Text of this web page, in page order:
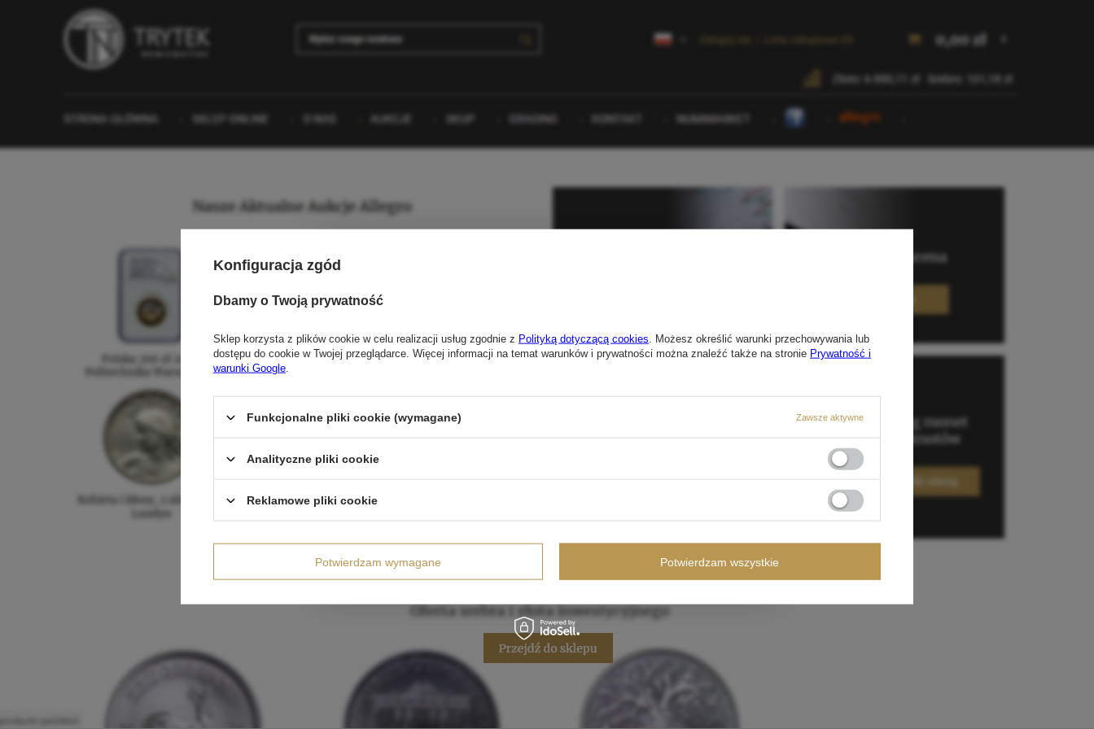
Konfiguracja zgód
Dbamy o Twoją prywatność
Sklep korzysta z plików cookie w celu realizacji usług zgodnie z Polityką dotyczącą cookies . Możesz określić warunki przechowywania lub
dostępu do cookie w Twojej przeglądarce. Więcej informacji na temat warunków i prywatności można znaleźć także na stronie Prywatność i
warunki Google
Funkcjonalne pliki cookie (wymagane) Zawsze aktywne
Analityczne pliki cookie
Reklamowe pliki cookie
Potwierdzam wymagane Potwierdzam wszystkie